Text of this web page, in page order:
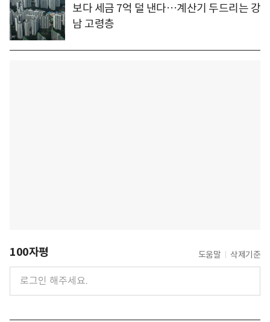
보다 세금 7억 덜 낸다…계산기 두드리는 강
남 고령층
100자평 도움말 삭제기준